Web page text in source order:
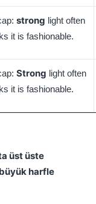
strong light often
it is fashionable.
Strong light often
it is fashionable.
üst üste
harfle